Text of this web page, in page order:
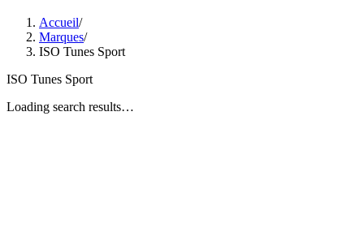
Accueil/
Marques/
ISO Tunes Sport
ISO Tunes Sport
Loading search results…